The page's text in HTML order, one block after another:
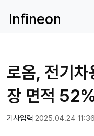
Infineon
로옴, 전기
장 면적
기사입력 2025.04.24 11:36